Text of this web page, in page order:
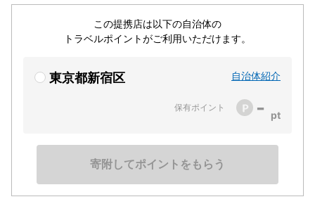
この提携店は以下の自治体の
トラベルポイントがご利用いただけます。
東京都新宿区 自治体紹介
保有ポイント -
寄附してポイントをもらう